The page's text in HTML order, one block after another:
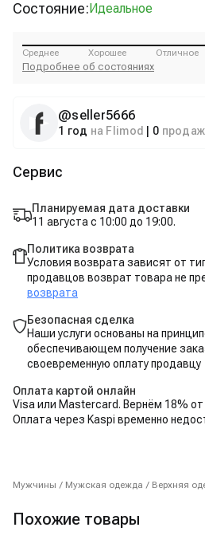
Состояние:Идеальное
Среднее Хорошее Отличное
Подробнее об состояниях
@seller5666
1 год на Flimod 0 продаж
Сервис
Планируемая дата доставки
11 августа с 10:00 до 19:00.
Политика возврата
Условия возврата зависят от
продавцов возврат товара не
возврата
Безопасная сделка
Наши услуги основаны на
обеспечивающем получение
своевременную оплату продавцу
Оплата картой онлайн
Visa или Mastercard. Вернём 18%
Оплата через Kaspi временно
Мужчины / Мужская одежда / Верхняя
Похожие товары